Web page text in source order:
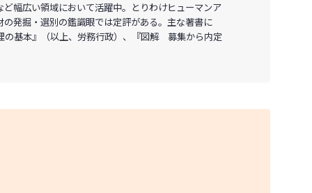
幅広い領域において活躍中。とりわけヒューマンア
発掘・選別の鑑識眼では定評がある。主な著書に
の基本』（以上、労務行政）、『図解 募集から内定